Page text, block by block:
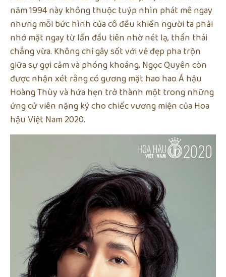
năm 1994 này không thuộc tuýp nhìn phát mê ngay
nhưng mỗi bức hình của cô đều khiến người ta phải
nhớ mặt ngay từ lần đầu tiên nhờ nét lạ, thần thái
chẳng vừa. Không chỉ gây sốt với vẻ đẹp pha trộn
giữa sự gợi cảm và phóng khoáng, Ngọc Quyên còn
được nhận xét rằng có gương mặt hao hao Á hậu
Hoàng Thùy và hứa hẹn trở thành một trong những
ứng cử viên nặng ký cho chiếc vương miện của Hoa
hậu Việt Nam 2020.